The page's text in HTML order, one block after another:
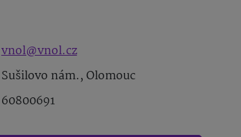
vnol@vnol.cz
Sušilovo nám., Olomouc
60800691